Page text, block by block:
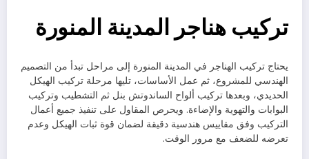
تركيب هناجر المدينة المنورة
يحتاج تركيب الهناجر في المدينة المنورة إلى مراحل تبدأ من التصميم
الهندسي للمشروع، ثم عمل الأساسات، تليها مرحلة تركيب الهيكل
الحديدي، وبعدها تركيب ألواح الساندوتش بنل ثم التشطيب وتركيب
البوابات والتهوية والإضاءة. ويحرص المقاول على تنفيذ جميع أعمال
التركيب وفق مقاييس هندسية دقيقة لضمان قوة ثبات الهيكل وعدم
تعرضه للضعف مع مرور الوقت.